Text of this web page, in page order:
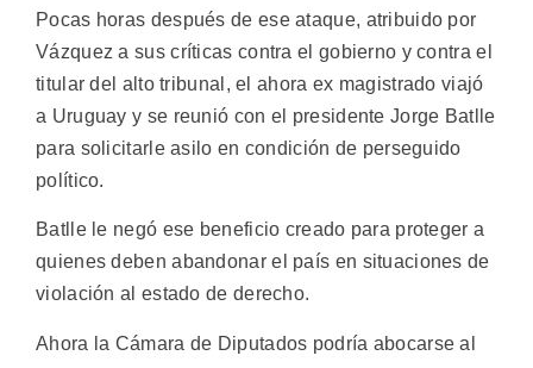
Pocas horas después de ese ataque, atribuido por
Vázquez a sus críticas contra el gobierno y contra el
titular del alto tribunal, el ahora ex magistrado viajó
a Uruguay y se reunió con el presidente Jorge Batlle
para solicitarle asilo en condición de perseguido
político.
Batlle le negó ese beneficio creado para proteger a
quienes deben abandonar el país en situaciones de
violación al estado de derecho.
Ahora la Cámara de Diputados podría abocarse al